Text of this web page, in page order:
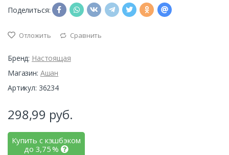
Поделиться:
Отложить Сравнить
Бренд: Настоящая
Магазин: Ашан
Артикул: 36234
298,99 руб.
Купить с кэшбэком
до 3,75%